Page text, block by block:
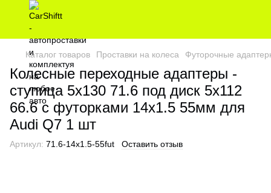
Каталог товаров Проставки на колеса Футорочные
Колесные переходные адаптеры -
ступица 5х130 71.6 под диск 5х112
66.6 с футорками 14x1.5 55мм для
Audi Q7 1 шт
Артикул: 71.6-14x1.5-55fut Оставить отзыв